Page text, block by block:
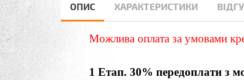
ОПИС ХАРАКТЕРИСТИКИ
Можлива оплата за умовами
1 Етап. 30% передоплати з